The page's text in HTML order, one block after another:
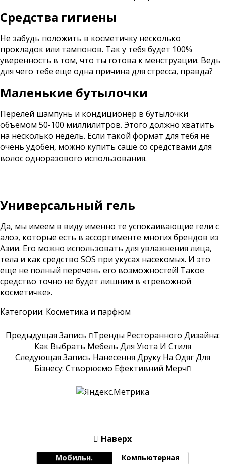
Средства гигиены
Не забудь положить в косметичку несколько
прокладок или тампонов. Так у тебя будет 100%
уверенность в том, что ты готова к менструации. Ведь
для чего тебе еще одна причина для стресса, правда?
Маленькие бутылочки
Перелей шампунь и кондиционер в бутылочки
объемом 50-100 миллилитров. Этого должно хватить
на несколько недель. Если такой формат для тебя не
очень удобен, можно купить саше со средствами для
волос одноразового использования.
Универсальный гель
Да, мы имеем в виду именно те успокаивающие гели с
алоэ, которые есть в ассортименте многих брендов из
Азии. Его можно использовать для увлажнения лица,
тела и как средство SOS при укусах насекомых. И это
еще не полный перечень его возможностей! Такое
средство точно не будет лишним в «тревожной
косметичке».
Категории: Косметика и парфюм
Предыдущая Запись
Тренды Ресторанного Дизайна:
Как Выбрать Мебель Для Уюта И Стиля
Следующая Запись Нанесення Друку На Одяг Для
Бізнесу: Створюємо Ефективний Мерч
Наверх
Мобильн. Компьютерная